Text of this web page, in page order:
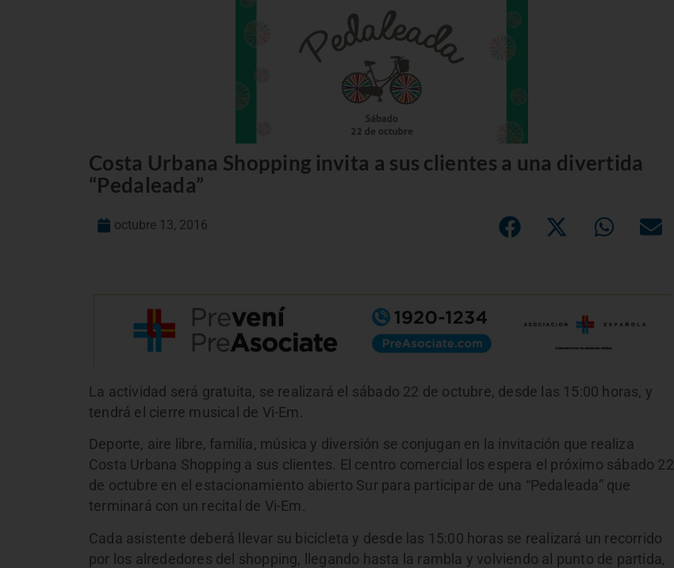
Costa Urbana Shopping invita a sus clientes a una divertida
“Pedaleada”
octubre 13, 2016
La actividad será gratuita, se realizará el sábado 22 de octubre, desde las 15:00 horas, y
tendrá el cierre musical de Vi-Em.
Deporte, aire libre, familia, música y diversión se conjugan en la invitación que realiza
Costa Urbana Shopping a sus clientes. El centro comercial los espera el próximo sábado 22
de octubre en el estacionamiento abierto Sur para participar de una “Pedaleada” que
terminará con un recital de Vi-Em.
Cada asistente deberá llevar su bicicleta y desde las 15:00 horas se realizará un recorrido
por los alrededores del shopping, llegando hasta la rambla y volviendo al punto de partida,